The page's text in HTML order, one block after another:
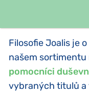
Filosofie Joalis je o
našem
pomocníci
vybraných titulů a